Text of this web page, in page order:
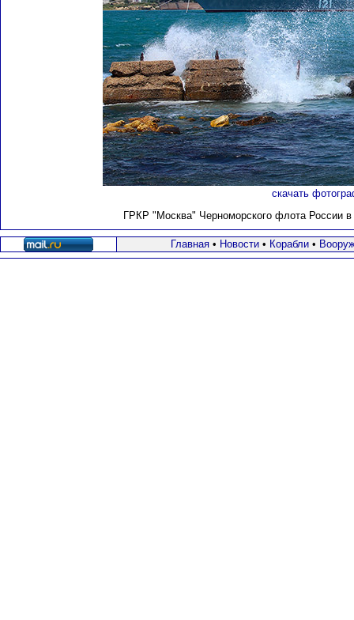
скачать
ГРКР "Москва" Черноморского флота России
Главная• Новости• Корабли•